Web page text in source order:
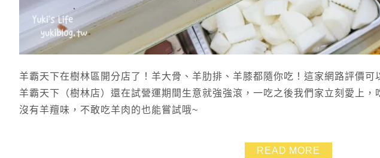
羊霸天下在樹林區開分店了！羊大骨、羊肋排、羊膝都隨你吃！這家網路評價可
羊霸天下（樹林店）還在試營運期間生意就強強滾，一吃之後我們家立刻愛上
沒有羊羶味，不敢吃羊肉的也能嘗試哦~
READ MORE